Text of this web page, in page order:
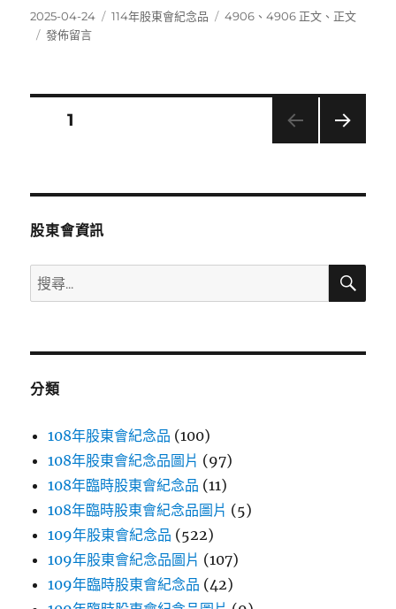
發
佈
2025-04-24
分
114年股東會紀念品
標
4906 、4906 正文 、 正文
在
發佈留言
分
頁次1
股東會資訊
搜
尋
鍵
搜
分類
108年股東會紀念品 (100)
108年股東會紀念品圖片 (97)
108年臨時股東會紀念品 (11)
108年臨時股東會紀念品圖片 (5)
109年股東會紀念品 (522)
109年股東會紀念品圖片 (107)
109年臨時股東會紀念品 (42)